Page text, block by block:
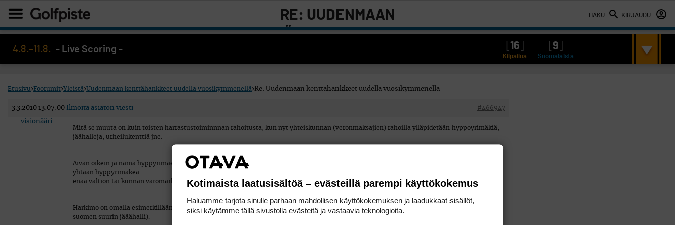
HAKU KIRJAUDU
RE: UUDENMAAN
KENTTÄHANKKEET UUDELLA
4.8.–11.8. - Live Scoring - 16 9
Kilpailua Suomalaista
Etusivu›Foorumit›Yleistä›Uudenmaan kenttähankkeet uudella vuosikymmenellä›Re: Uudenmaan kenttähankkeet uudella vuosikymmenellä
3.3.2010 13:07:00 #466947
Ilmoita asiaton viesti
visionääri
Mitä se muuta on kuin toisten harrastustoiminnnan rahoitusta, kun nyt yhteiskunnan (veronmaksajien) rahoilla ylläpidetään hyppoyrimäkiä,
jäähalleja, urheilukenttiä jne.
Aivan oikein ja nämä hyppyrimäet, uimahalli verkostot ovat jäänteitä suomen sosialistiselta aikakaudelta . Toivottvasti Suomeen ei rakenneta
yhtään hyppyrimäkeä
enää valtion tai kunnan varomarkoilla.
Harkimo on omalla esimerkillään osoittanut, että mittaviakin hankkeita voidaan viedä läpi ilman veronmaksajien kukkaroa (Hartwall arena
suomen suurin jääähalli).
Kotimaista laatusisältöä – evästeillä parempi käyttökokemus
Haluamme tarjota sinulle parhaan mahdollisen käyttökokemuksen ja laadukkaat sisällöt,
siksi käytämme tällä sivustolla evästeitä ja vastaavia teknologioita.